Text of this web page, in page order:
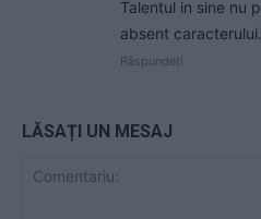
Talentul in sine nu
absent caracterului.
Răspundeți
LĂSAȚI UN MESAJ